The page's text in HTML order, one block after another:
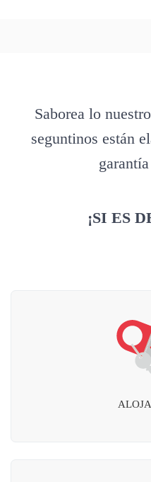
Saborea lo
seguntinos están
¡SI ES